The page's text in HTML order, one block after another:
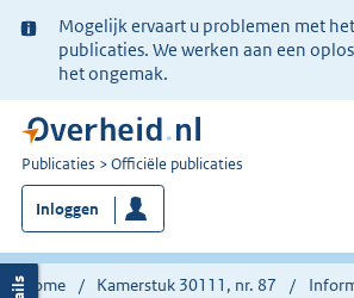
Ter
informatie:
Mogelijk ervaart u problemen met
publicaties. We werken aan een
het ongemak.
U
bent
nu
hier:
Publicaties Officiële publicaties
Inloggen
Home Kamerstuk 30111, nr. 87